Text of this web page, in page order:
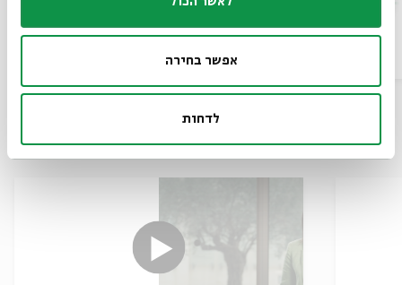
אפשר בחירה
לדחות
Special Programs July 21, 2022
Also at Beit Avi Chai